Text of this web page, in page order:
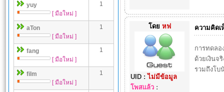
yuy
[ มือใหม่ ]
1
aTon
[ มือใหม่ ]
1
fang
[ มือใหม่ ]
1
film
[ มือใหม่ ]
1
โดย หฟ
UID :ไม่มีข้อมูล
โพสแล้ว:
ความคิด
การทดลอ
ด้วยเงินจ
รวมถึงโ